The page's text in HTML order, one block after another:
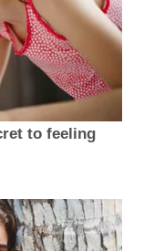
to feeling